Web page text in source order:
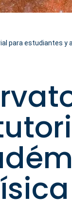
para estudiantes